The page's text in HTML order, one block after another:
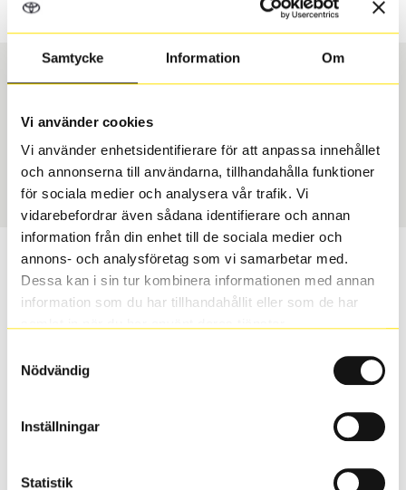
Samtycke Information Om
Vi använder cookies
Vi använder enhetsidentifierare för att anpassa innehållet
och annonserna till användarna, tillhandahålla funktioner
för sociala medier och analysera vår trafik. Vi
vidarebefordrar även sådana identifierare och annan
information från din enhet till de sociala medier och
annons- och analysföretag som vi samarbetar med.
Dessa kan i sin tur kombinera informationen med annan
information som du har tillhandahållit eller som de har
Nödvändig
Inställningar
Statistik
Toyota Original – Däck &
55 9590
Vill du veta mer om Toyota original
vinterhjul?
säkerhet, kvalitet, passform och finish som bilens
original delar.